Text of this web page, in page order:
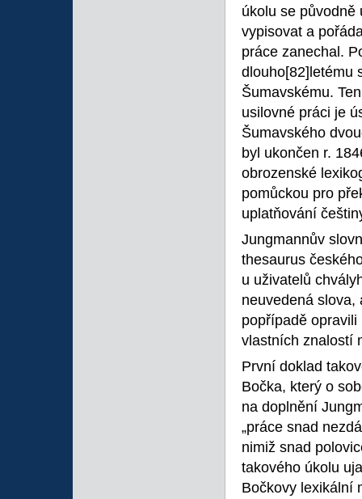
úkolu se původně
vypisovat a
práce zanechal.
dlouho[82]letému
Šumavskému.
usilovné práci je
Šumavského
byl ukončen r.
obrozenské
pomůckou pro
uplatňování
Jungmannův
thesaurus
u uživatelů
neuvedená slova,
popřípadě
vlastních znalostí
První doklad
Bočka, který o
na doplnění
„práce snad
nimiž snad
takového úkolu
Bočkovy lexikální